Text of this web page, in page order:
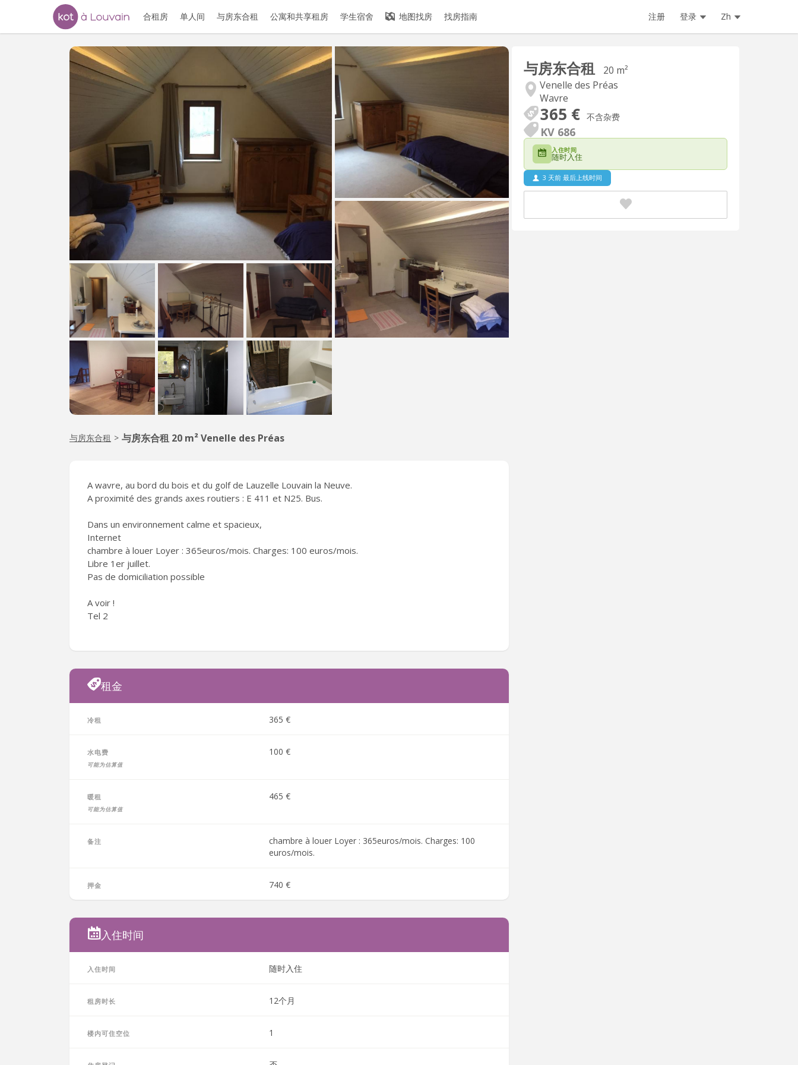
合租房 单人间 与房东合租 公寓和共享租房 学生宿舍 地图找房 找房指南 注册 登录 Zh
与房东合租
20 m²
Venelle des Préas
Wavre
365 € 不含杂费
KV 686
入住时间
随时入住
3 天前 最后上线时间
与房东合租 > 与房东合租 20 m² Venelle des Préas
A wavre, au bord du bois et du golf de Lauzelle Louvain la Neuve.
A proximité des grands axes routiers : E 411 et N25. Bus.
Dans un environnement calme et spacieux,
Internet
chambre à louer Loyer : 365euros/mois. Charges: 100 euros/mois.
Libre 1er juillet.
Pas de domiciliation possible
A voir !
Tel 2
租金
冷租 365 €
水电费
可能为估算值
100 €
暖租
可能为估算值
465 €
备注
chambre à louer Loyer : 365euros/mois. Charges: 100
euros/mois.
押金 740 €
入住时间
入住时间 随时入住
租房时长 12个月
楼内可住空位 1